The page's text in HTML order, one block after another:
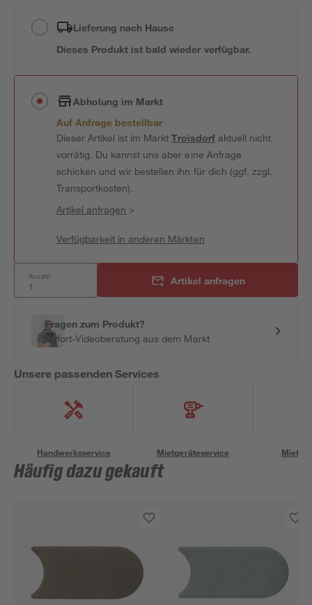
Lieferung nach Hause
Dieses Produkt ist bald wieder verfügbar.
Abholung im Markt
Auf Anfrage bestellbar
Dieser Artikel ist im MarktTroisdorfaktuell nicht
vorrätig. Du kannst uns aber eine Anfrage
schicken und wir bestellen ihn für dich (ggf. zzgl.
Transportkosten).
Artikel anfragen >
Verfügbarkeit in anderen Märkten
Anzahl: Artikel anfragen
Fragen zum Produkt?
Sofort-Videoberatung aus dem Markt
Unsere passenden Services
Handwerksservice Mietgeräteservice
Häufig dazu gekauft